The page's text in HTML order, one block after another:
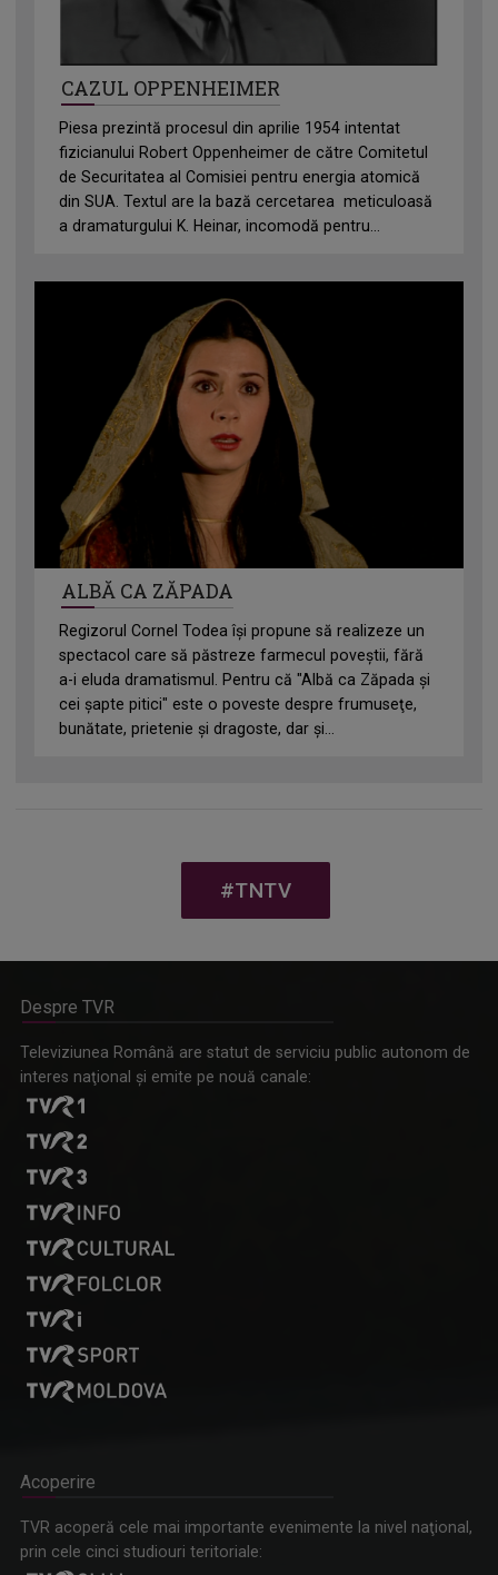
CAZUL OPPENHEIMER
Piesa prezintă procesul din aprilie 1954 intentat
fizicianului Robert Oppenheimer de către Comitetul
de Securitatea al Comisiei pentru energia atomică
din SUA. Textul are la bază cercetarea meticuloasă
a dramaturgului K. Heinar, incomodă pentru...
ALBĂ CA ZĂPADA
Regizorul Cornel Todea îşi propune să realizeze un
spectacol care să păstreze farmecul poveştii, fără
a-i eluda dramatismul. Pentru că "Albă ca Zăpada şi
cei şapte pitici" este o poveste despre frumuseţe,
bunătate, prietenie şi dragoste, dar şi...
#TNTV
Despre TVR
Televiziunea Română are statut de serviciu public autonom de
interes naţional şi emite pe nouă canale:
Acoperire
TVR acoperă cele mai importante evenimente la nivel naţional,
prin cele cinci studiouri teritoriale: